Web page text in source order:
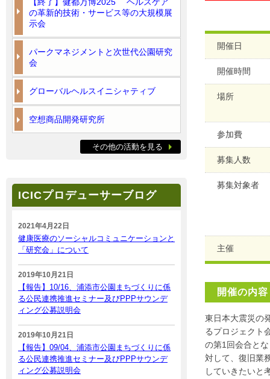
開催日
開催時間
場所
参加費
募集人数
募集対象者
主催
開催の内容
東日本大震災の
るプロジェクト
の第1回会合と
対して、復旧業
していきたいと
の革新的技術・サービス等の大規模展
示会
パークマネジメントと次世代公園研究
会
グローバルヘルスイニシャティブ
空想商品開発研究所
その他の活動を見る
ICICプロデューサーブログ
2021年4月22日
健康医療のソーシャルコミュニケーションと
「研究会」について
2019年10月21日
【報告】10/16、浦添市公園まちづくりに係
る公民連携推進セミナー及びPPPサウンデ
ィング公募説明会
2019年10月21日
【報告】09/04、浦添市公園まちづくりに係
る公民連携推進セミナー及びPPPサウンデ
ィング公募説明会